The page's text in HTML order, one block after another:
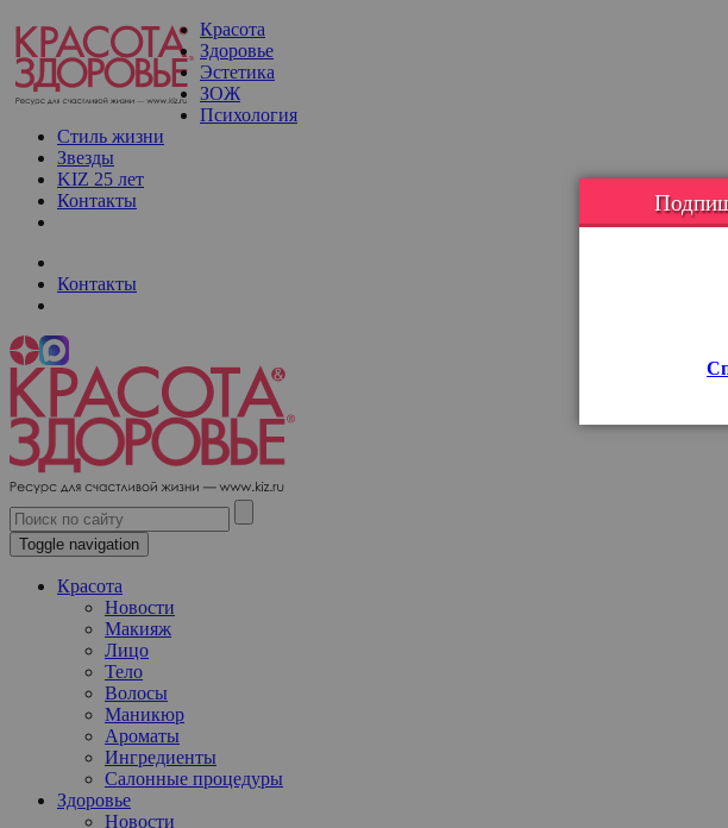
Красота
Здоровье
Эстетика
ЗОЖ
Психология
Стиль жизни
Звезды
KIZ 25 лет
Контакты
Контакты
Toggle navigation
Красота
Новости
Макияж
Лицо
Тело
Волосы
Маникюр
Ароматы
Ингредиенты
Салонные процедуры
Здоровье
Новости